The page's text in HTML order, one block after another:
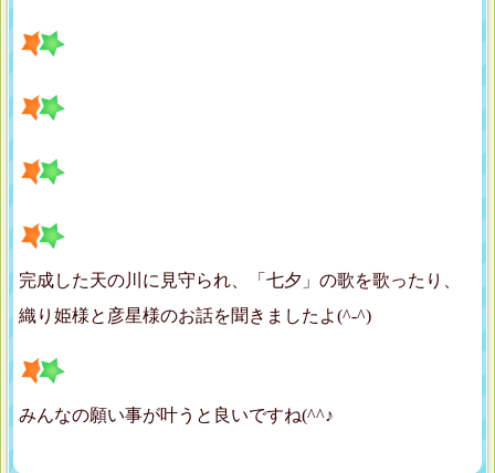
完成した天の川に見守られ、「七夕」の歌を歌ったり、
織り姫様と彦星様のお話を聞きましたよ(^-^)
みんなの願い事が叶うと良いですね(^^♪